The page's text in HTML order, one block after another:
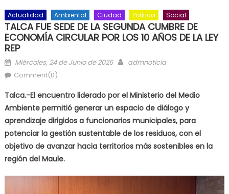
Actualidad Ambiental Ciudad Política Social
TALCA FUE SEDE DE LA SEGUNDA CUMBRE DE
ECONOMÍA CIRCULAR POR LOS 10 AÑOS DE LA LEY
REP
Posted on
Miércoles, 24 de Junio de 2026 Author
admnoticia
Comment(0)
Talca.-El encuentro liderado por el Ministerio del Medio
Ambiente permitió generar un espacio de diálogo y
aprendizaje dirigidos a funcionarios municipales, para
potenciar la gestión sustentable de los residuos, con el
objetivo de avanzar hacia territorios más sostenibles en la
región del Maule.